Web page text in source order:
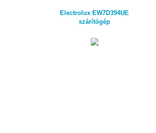
Electrolux EW7D394UE
szárítógép